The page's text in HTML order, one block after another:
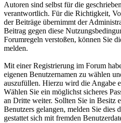
Autoren sind selbst für die
verantwortlich. Für die Richtigkeit,
der Beiträge übernimmt der
Beitrag gegen diese
Forumregeln verstoßen, können Sie
melden.
Mit einer Registrierung im Forum
eigenen Benutzernamen zu wählen
auszufüllen. Hierzu wird die Angabe
Wählen Sie ein möglichst sicheres
an Dritte weiter. Sollten Sie in Besitz
Benutzers gelangen, melden Sie dies
gestattet sich mit fremden